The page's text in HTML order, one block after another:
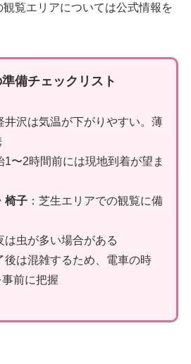
覧エリアについては公式情報を
備チェックリスト
井沢は気温が下がりやすい。薄
1〜2時間前には現地到着が望ま
椅子：芝生エリアでの観覧に備
は虫が多い場合がある
後は混雑するため、電車の時
前に把握